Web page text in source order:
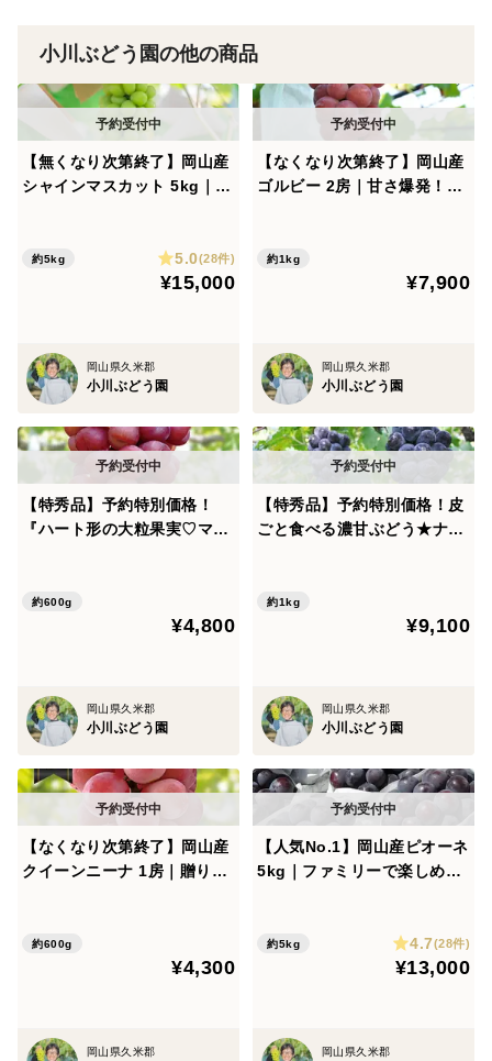
小川ぶどう園の他の商品
【無くなり次第終了】岡山産
シャインマスカット 5kg｜フ
大粒・種なしぶどう！
約5kg 5.0(28件)
¥15,000
岡山県久米郡
小川ぶどう園
【なくなり次第終了】岡山産
ゴルビー 2房｜甘さ爆発！ジ
約1kg
¥7,900
岡山県久米郡
小川ぶどう園
【特秀品】予約特別価格！
『ハート形の大粒果実♡マイ
1房
約600g
¥4,800
岡山県久米郡
小川ぶどう園
【特秀品】予約特別価格！皮
ごと食べる濃甘ぶどう★ナガ
房
約1kg
¥9,100
岡山県久米郡
小川ぶどう園
【なくなり次第終了】岡山産
クイーンニーナ 1房｜贈り物
約600g
¥4,300
岡山県久米郡
【人気No.1】岡山産ピオーネ
5kg｜ファミリーで楽しめる
約5kg 4.7(28件)
¥13,000
岡山県久米郡